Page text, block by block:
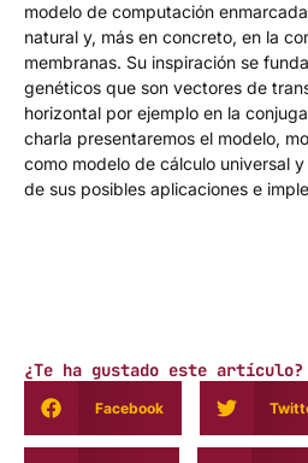
modelo de computación
natural y, más en concreto, en la
membranas. Su inspiración se
genéticos que son vectores de
horizontal por ejemplo en la
charla presentaremos el modelo,
como modelo de cálculo universal
de sus posibles aplicaciones e
¿Te ha gustado este artículo?
Facebook